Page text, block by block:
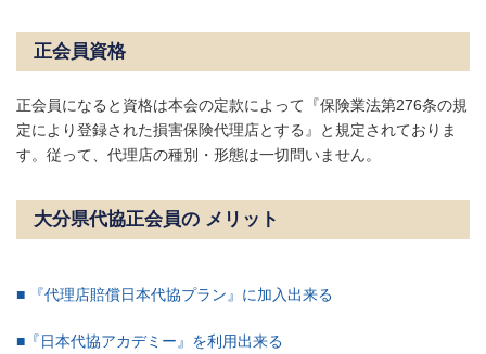
正会員資格
正会員になると資格は本会の定款によって『保険業法第276条の規
定により登録された損害保険代理店とする』と規定されておりま
す。従って、代理店の種別・形態は一切問いません。
大分県代協正会員の メリット
■ 『代理店賠償日本代協プラン』に加入出来る
■『日本代協アカデミー』を利用出来る